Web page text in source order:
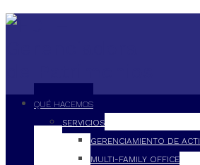
QUÉ HACEMOS
SERVICIOS
GERENCIAMIENTO DE
MULTI-FAMILY OFFICE